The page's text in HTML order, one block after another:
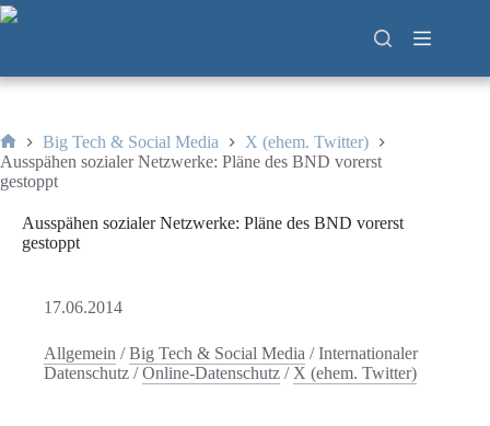
Zum
Inhalt
Start
Big Tech & Social Media
X (ehem. Twitter)
Ausspähen sozialer Netzwerke: Pläne des BND vorerst
gestoppt
Ausspähen sozialer Netzwerke: Pläne des BND vorerst
gestoppt
17.06.2014
Allgemein /Big Tech & Social Media /Internationaler
Datenschutz /Online-Datenschutz / X (ehem. Twitter)